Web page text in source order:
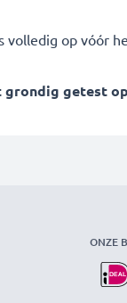
volledig op vóór
grondig getest
ONZE